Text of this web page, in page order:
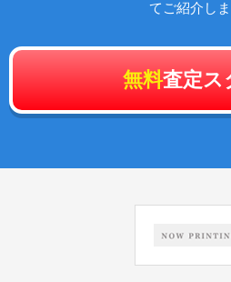
てご紹介しま
無料査定ス